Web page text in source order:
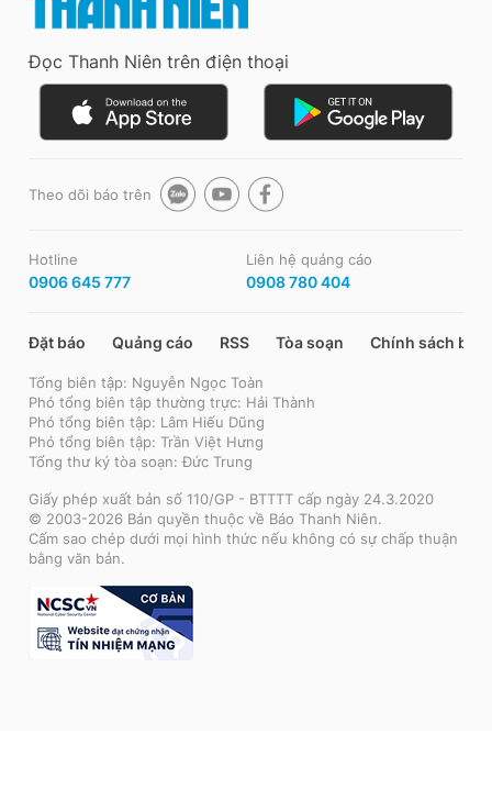
Đọc Thanh Niên trên điện thoại
Theo dõi báo trên
Hotline
0906 645 777
Liên hệ quảng cáo
0908 780 404
Đặt báo Quảng cáo RSS Tòa soạn Chính sách bảo
Tổng biên tập: Nguyễn Ngọc Toàn
Phó tổng biên tập thường trực: Hải Thành
Phó tổng biên tập: Lâm Hiếu Dũng
Phó tổng biên tập: Trần Việt Hưng
Tổng thư ký tòa soạn: Đức Trung
Giấy phép xuất bản số 110/GP - BTTTT cấp ngày 24.3.2020
© 2003-2026 Bản quyền thuộc về Báo Thanh Niên.
Cấm sao chép dưới mọi hình thức nếu không có sự chấp thuận
bằng văn bản.